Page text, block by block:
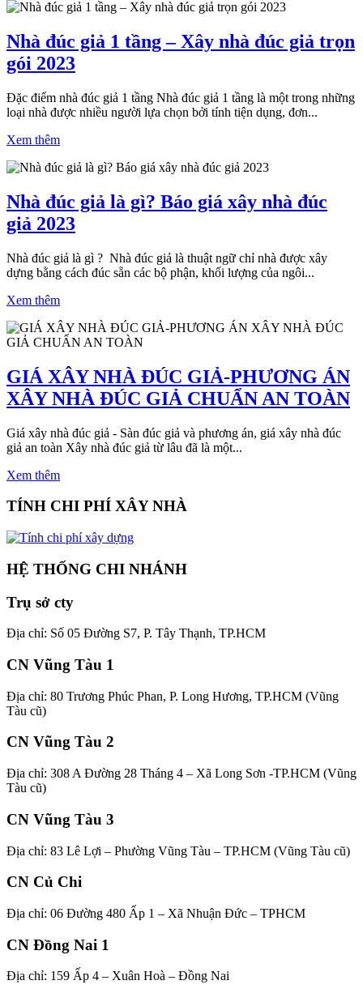
Nhà đúc giả 1 tầng – Xây nhà đúc giả trọn
gói 2023
Đặc điểm nhà đúc giả 1 tầng Nhà đúc giả 1 tầng là một trong những
loại nhà được nhiều người lựa chọn bởi tính tiện dụng, đơn...
Xem thêm
Nhà đúc giả là gì? Báo giá xây nhà đúc
giả 2023
Nhà đúc giả là gì ? Nhà đúc giả là thuật ngữ chỉ nhà được xây
dựng bằng cách đúc sẵn các bộ phận, khối lượng của ngôi...
Xem thêm
GIÁ XÂY NHÀ ĐÚC GIẢ-PHƯƠNG ÁN
XÂY NHÀ ĐÚC GIẢ CHUẨN AN TOÀN
Giá xây nhà đúc giả - Sàn đúc giả và phương án, giá xây nhà đúc
giả an toàn Xây nhà đúc giả từ lâu đã là một...
Xem thêm
TÍNH CHI PHÍ XÂY NHÀ
HỆ THỐNG CHI NHÁNH
Trụ sở cty
Địa chỉ: Số 05 Đường S7, P. Tây Thạnh, TP.HCM
CN Vũng Tàu 1
Địa chỉ: 80 Trương Phúc Phan, P. Long Hương, TP.HCM (Vũng
Tàu cũ)
CN Vũng Tàu 2
Địa chỉ: 308 A Đường 28 Tháng 4 – Xã Long Sơn -TP.HCM (Vũng
Tàu cũ)
CN Vũng Tàu 3
Địa chỉ: 83 Lê Lợi – Phường Vũng Tàu – TP.HCM (Vũng Tàu cũ)
CN Củ Chi
Địa chỉ: 06 Đường 480 Ấp 1 – Xã Nhuận Đức – TPHCM
CN Đồng Nai 1
Địa chỉ: 159 Ấp 4 – Xuân Hoà – Đồng Nai